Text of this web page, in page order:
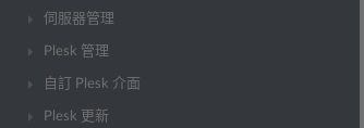
伺服器管理
Plesk 管理
自訂 Plesk 介面
Plesk 更新